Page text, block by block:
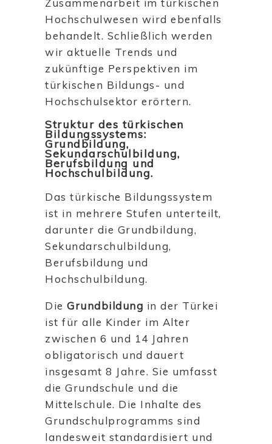
Hochschulwesen wird ebenfalls
behandelt. Schließlich werden
wir aktuelle Trends und
zukünftige Perspektiven im
türkischen Bildungs- und
Hochschulsektor erörtern.
Struktur des türkischen
Bildungssystems:
Grundbildung,
Sekundarschulbildung,
Berufsbildung und
Hochschulbildung.
Das türkische Bildungssystem
ist in mehrere Stufen unterteilt,
darunter die Grundbildung,
Sekundarschulbildung,
Berufsbildung und
Hochschulbildung.
Die Grundbildung in der Türkei
ist für alle Kinder im Alter
zwischen 6 und 14 Jahren
obligatorisch und dauert
insgesamt 8 Jahre. Sie umfasst
die Grundschule und die
Mittelschule. Die Inhalte des
Grundschulprogramms sind
landesweit standardisiert und